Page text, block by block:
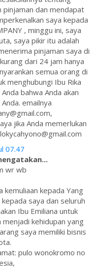
pinjaman dan mendapat
saya kepada
, minggu ini, saya
saya pikir itu adalah
pinjaman saya di
dari 24 jam hanya
semua orang di
menghubungi Ibu Rika
bahwa Anda akan
emailnya
jika Anda memerlukan
07.47
wr wb
kemuliaan kepada Yang
saya dan seluruh
Ibu Emiliana untuk
kehidupan yang
saya memiliki bisnis
pulo wonokromo no